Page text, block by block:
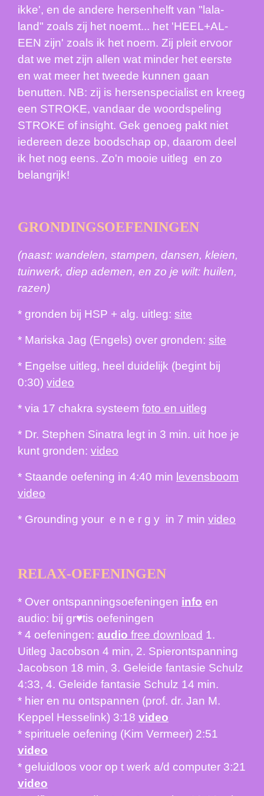
ikke', en de andere hersenhelft van "lala-
land" zoals zij het noemt... het 'HEEL+AL-
EEN zijn' zoals ik het noem. Zij pleit ervoor
dat we met zijn allen wat minder het eerste
en wat meer het tweede kunnen gaan
benutten. NB: zij is hersenspecialist en kreeg
een STROKE, vandaar de woordspeling
STROKE of insight. Gek genoeg pakt niet
iedereen deze boodschap op, daarom deel
ik het nog eens. Zo'n mooie uitleg en zo
belangrijk!
GRONDINGSOEFENINGEN
(naast: wandelen, stampen, dansen, kleien,
tuinwerk, diep ademen, en zo je wilt: huilen,
razen)
* gronden bij HSP + alg. uitleg: site
* Mariska Jag (Engels) over gronden: site
* Engelse uitleg, heel duidelijk (begint bij
0:30) video
* via 17 chakra systeem foto en uitleg
* Dr. Stephen Sinatra legt in 3 min. uit hoe je
kunt gronden: video
* Staande oefening in 4:40 min levensboom
video
* Grounding your e n e r g y in 7 min video
RELAX-OEFENINGEN
* Over ontspanningsoefeningen info en
audio: bij gr♥tis oefeningen
* 4 oefeningen: audio free download 1.
Uitleg Jacobson 4 min, 2. Spierontspanning
Jacobson 18 min, 3. Geleide fantasie Schulz
4:33, 4. Geleide fantasie Schulz 14 min.
* hier en nu ontspannen (prof. dr. Jan M.
Keppel Hesselink) 3:18 video
* spirituele oefening (Kim Vermeer) 2:51
video
* geluidloos voor op t werk a/d computer 3:21
video